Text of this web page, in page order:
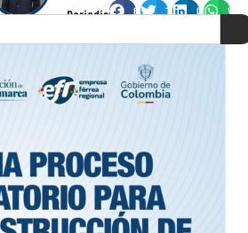
Periodista FacebookTwitterLinkedIn